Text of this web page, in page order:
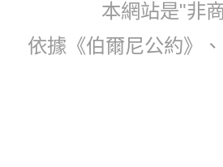
本網站是"非
依據《伯爾尼公約》